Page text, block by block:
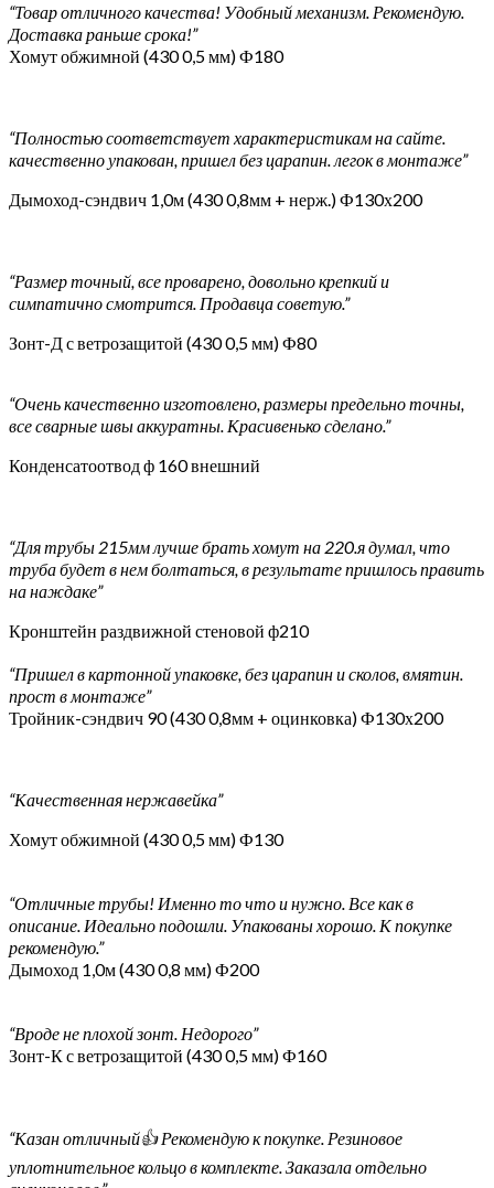
“Товар отличного качества! Удобный механизм. Рекомендую.
Доставка раньше срока!”
Хомут обжимной (430 0,5 мм) Ф180
“Полностью соответствует характеристикам на сайте.
качественно упакован, пришел без царапин. легок в монтаже”
Дымоход-сэндвич 1,0м (430 0,8мм + нерж.) Ф130х200
“Размер точный, все проварено, довольно крепкий и
симпатично смотрится. Продавца советую.”
Зонт-Д с ветрозащитой (430 0,5 мм) Ф80
“Очень качественно изготовлено, размеры предельно точны,
все сварные швы аккуратны. Красивенько сделано.”
Конденсатоотвод ф 160 внешний
“Для трубы 215мм лучше брать хомут на 220.я думал, что
труба будет в нем болтаться, в результате пришлось править
на наждаке”
Кронштейн раздвижной стеновой ф210
“Пришел в картонной упаковке, без царапин и сколов, вмятин.
прост в монтаже”
Тройник-сэндвич 90 (430 0,8мм + оцинковка) Ф130х200
“Качественная нержавейка”
Хомут обжимной (430 0,5 мм) Ф130
“Отличные трубы! Именно то что и нужно. Все как в
описание. Идеально подошли. Упакованы хорошо. К покупке
рекомендую.”
Дымоход 1,0м (430 0,8 мм) Ф200
“Вроде не плохой зонт. Недорого”
Зонт-К с ветрозащитой (430 0,5 мм) Ф160
“Казан отличный👍 Рекомендую к покупке. Резиновое
уплотнительное кольцо в комплекте. Заказала отдельно